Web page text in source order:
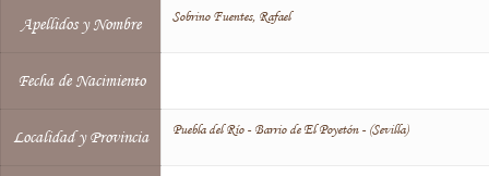
Apellidos y Nombre Sobrino Fuentes, Rafael
Fecha de Nacimiento
Localidad y Provincia Puebla del Río - Barrio de El Poyetón - (Sevilla)